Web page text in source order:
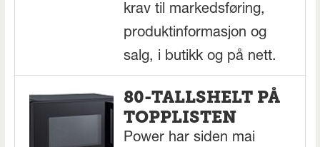
krav til markedsføring,
produktinformasjon og
salg, i butikk og på nett.
80-TALLSHELT PÅ
TOPPLISTEN
Power har siden mai